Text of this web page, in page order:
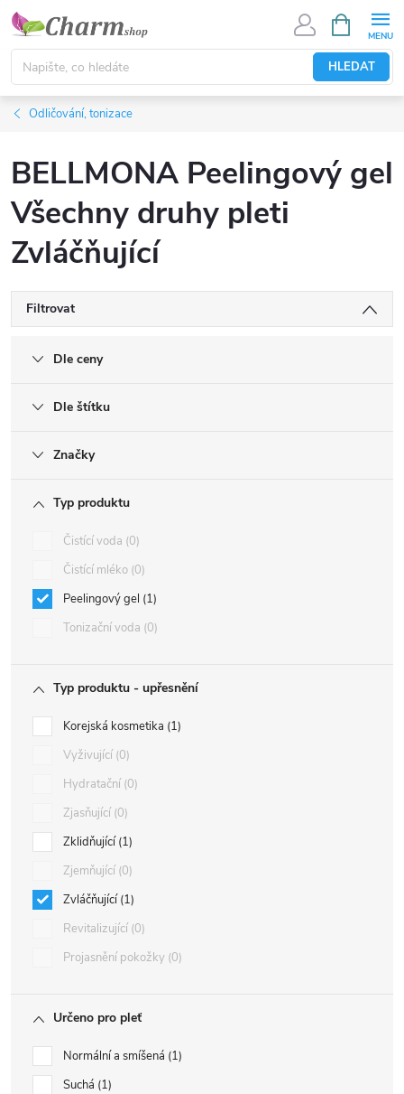
Přejít
obsah
HLEDAT
NÁKUPNÍ
KOŠÍK
Odličování, tonizace
BELLMONA Peelingový gel
Všechny druhy pleti
Zvláčňující
Filtrovat
Dle ceny
Dle štítku
Značky
Typ produktu
Čistící voda 0
Čistící mléko 0
Peelingový gel 1
Tonizační voda 0
Typ produktu - upřesnění
Korejská kosmetika 1
Vyživující 0
Hydratační 0
Zjasňující 0
Zklidňující 1
Zjemňující 0
Zvláčňující 1
Revitalizující 0
Projasnění pokožky 0
Určeno pro pleť
Normální a smíšená 1
Suchá 1